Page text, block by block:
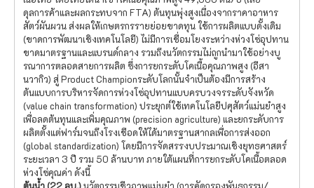
ดุลการค้าและผลกระทบจาก FTA) ต้นทุนพุ่งสูงเนื่องจากราคาอาหาร
สัตว์ผันผวน ส่งผลให้เกษตรกรรายย่อยขาดทุน ใช้การผลิตแบบดั้งเดิม
(ขาดการพัฒนาเชิงเทคโนโลยี) ไม่มีการเชื่อมโยงระหว่างห่วงโซ่อุปทาน
ขาดมาตรฐานและแบรนด์กลาง รวมถึงนวัตกรรมไม่ถูกนำมาใช้อย่างบู
รณาการตลอดสายการผลิต ซึ่งการยกระดับโคเนื้อคุณภาพสูง (อีสา
นวากิว) สู่ Product Championระดับโลกนั้นจำเป็นต้องมีการสร้าง
ต้นแบบการบริหารจัดการห่วงโซ่อุปทานแบบครบวงจรระดับจังหวัด
(value chain transformation) ประยุกต์ใช้เทคโนโลยีปศุสัตว์แม่นยำสูง
เพื่อลดต้นทุนและเพิ่มคุณภาพ (precision agriculture) และยกระดับการ
ผลิตตั้งแต่ฟาร์มจนถึงโรงเชือดให้ได้มาตรฐานสากลเพื่อการส่งออก
(global standardization) โดยมีการจัดสรรงบประมาณเชิงยุทธศาสตร์
ระยะเวลา 3 ปี รวม 50 ล้านบาท ภายใต้แผนที่การยกระดับโคเนื้อตลอด
ห่วงโซ่คุณค่า ดังนี้
ต้นน้ำ (22 ลบ.)นวัตกรรมชีวภาพแม่นยำ (การคัดกรองพันธุกรรม/